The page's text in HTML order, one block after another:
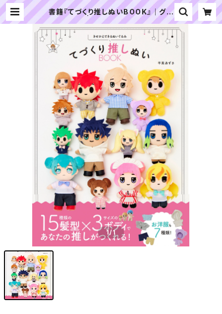
書籍『てづくり推しぬいBOOK』｜グラ
フィック社 | ぬいぐるみの生地やさん
｜「ぬい」の布地・材料の通販専門店
1/1